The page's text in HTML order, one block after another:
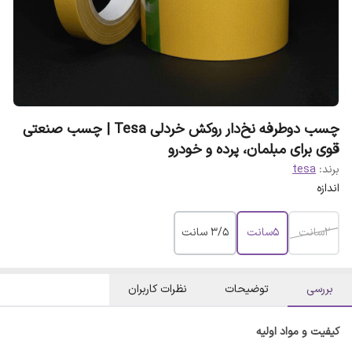
چسب دوطرفه نخ‌دار روکش خردلی Tesa | چسب صنعتی
قوی برای مبلمان، پرده و خودرو
برند: tesa
اندازه
2سانت 5سانت ۳/۵ سانت
بررسی توضیحات نظرات کاربران
کیفیت و مواد اولیه